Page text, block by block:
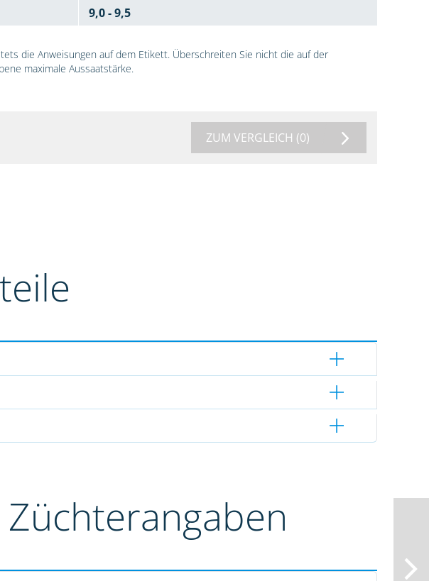
9,0 - 9,5
die Anweisungen auf dem Etikett. Überschreiten Sie nicht die auf der
maximale Aussaatstärke.
ZUM VERGLEICH (0)